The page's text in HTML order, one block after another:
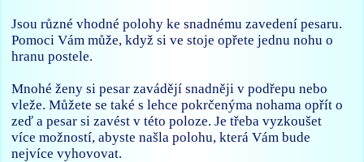
Jsou různé vhodné polohy ke snadnému zavedení pesaru.
Pomoci Vám může, když si ve stoje opřete jednu nohu o
hranu postele.
Mnohé ženy si pesar zavádějí snadněji v podřepu nebo
vleže. Můžete se také s lehce pokrčenýma nohama opřít o
zeď a pesar si zavést v této poloze. Je třeba vyzkoušet
více možností, abyste našla polohu, která Vám bude
nejvíce vyhovovat.